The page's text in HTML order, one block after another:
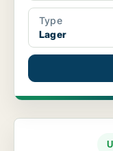
Type
Lager